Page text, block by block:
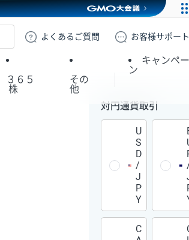
GMOクリック証券
よくある ご質問 お客様サポート
３６５
株
その
他
キャンペー
ン
対円通貨取引
U
S
D
/
J
P
Y
C